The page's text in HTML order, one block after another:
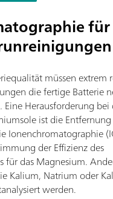
für
müssen extrem
die fertige Batterie
Eine Herausforderung bei
ist die
Ionenchromatographie
der Effizienz des
für das Magnesium.
Kalium, Natrium oder
werden.